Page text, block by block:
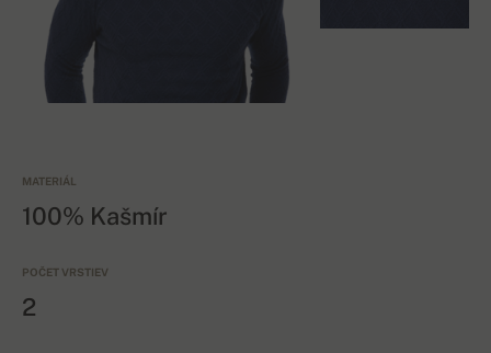
MATERIÁL
100% Kašmír
POČET VRSTIEV
2